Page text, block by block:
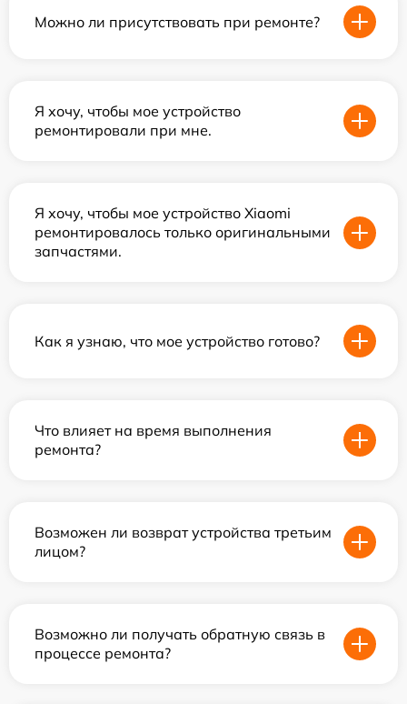
Можно ли присутствовать при ремонте?
Я хочу, чтобы мое устройство
ремонтировали при мне.
Я хочу, чтобы мое устройство Xiaomi
ремонтировалось только оригинальными
запчастями.
Как я узнаю, что мое устройство готово?
Что влияет на время выполнения
ремонта?
Возможен ли возврат устройства третьим
лицом?
Возможно ли получать обратную связь в
процессе ремонта?